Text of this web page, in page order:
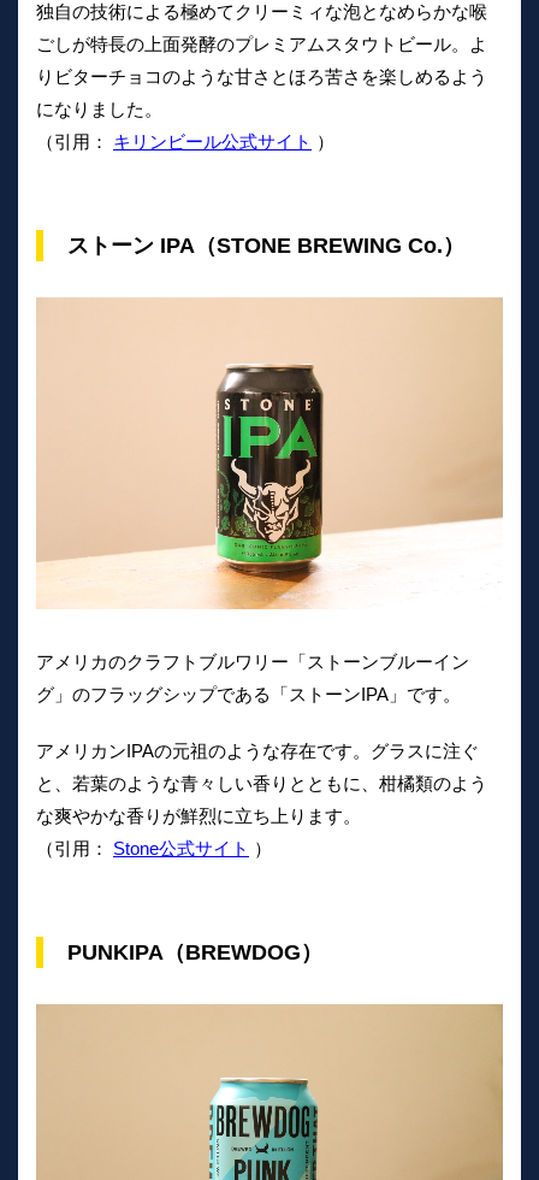
独自の技術による極めてクリーミィな泡となめらかな喉
ごしが特長の上面発酵のプレミアムスタウトビール。よ
りビターチョコのような甘さとほろ苦さを楽しめるよう
になりました。
（引用： キリンビール公式サイト ）
ストーン IPA（STONE BREWING Co.）
アメリカのクラフトブルワリー「ストーンブルーイン
グ」のフラッグシップである「ストーンIPA」です。
アメリカンIPAの元祖のような存在です。グラスに注ぐ
と、若葉のような青々しい香りとともに、柑橘類のよう
な爽やかな香りが鮮烈に立ち上ります。
（引用： Stone公式サイト ）
PUNKIPA（BREWDOG）